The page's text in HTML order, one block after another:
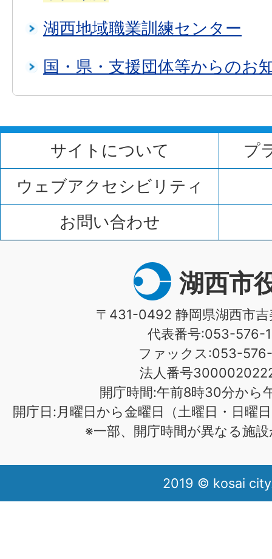
湖西地域職業訓練センター
国・県・支援団体等からのお
サイトについて
プ
ウェブアクセシビリティ
お問い合わせ
湖西市
〒431-0492 静岡県湖西市
代表番号:053-576-
ファックス:053-576-
法人番号
開庁時間:午前8時30分から
開庁日:月曜日から金曜日（土曜日・日曜
※一部、開庁時間が異なる施
2019 © kosai